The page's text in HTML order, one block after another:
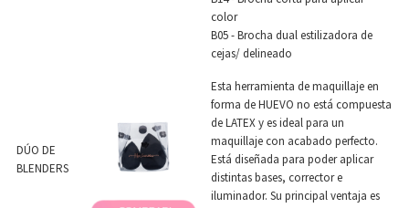
color
B05 - Brocha dual estilizadora de
cejas/ delineado
DÚO DE
BLENDERS
Esta herramienta de maquillaje en
forma de HUEVO no está compuesta
de LATEX y es ideal para un
maquillaje con acabado perfecto.
Está diseñada para poder aplicar
distintas bases, corrector e
iluminador. Su principal ventaja es